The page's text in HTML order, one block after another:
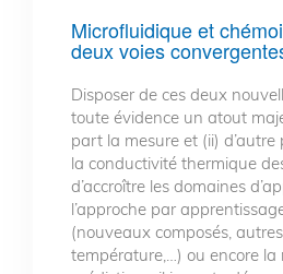
Microfluidique et
deux voies
Disposer de ces deux
toute évidence un atout
part la mesure et (ii)
la conductivité thermique
d’accroître les domaines
l’approche par
(nouveaux composés,
température,…) ou encore la